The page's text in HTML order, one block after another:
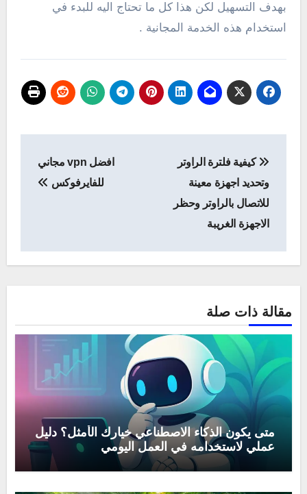
بهدف التسهيل لكن هذا كل ما تحتاج اليه للبدء في
استخدام هذه الخدمة المجانية .
المقالات
كيفية فلترة الراوتر
وتحديد اجهزة معينة
للاتصال بالراوتر وحظر
الاجهزة الغريبة
افضل vpn مجاني
للفايرفوكس
مقالة ذات صلة
متى يكون الذكاء الاصطناعي خيارك الأمثل؟ دليل
عملي لاستخدامه في العمل اليومي